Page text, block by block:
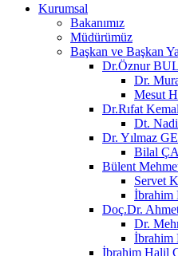
Kurumsal
Bakanımız
Müdürümüz
Başkan ve Başkan
Dr.Öznur
Dr.
Mesut
Dr.Rıfat
Dt.
Dr. Yılmaz
Bilal
Bülent
Servet
Doç.Dr.
Dr.
İbrahim
İbrahim Halil